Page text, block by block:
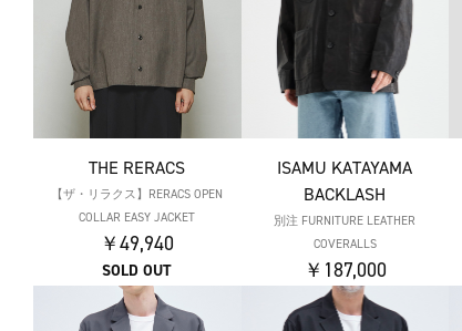
THE RERACS
【ザ・リラクス】RERACS OPEN
COLLAR EASY JACKET
￥49,940
SOLD OUT
ISAMU KATAYAMA
BACKLASH
別注 FURNITURE LEATHER
COVERALLS
￥187,000